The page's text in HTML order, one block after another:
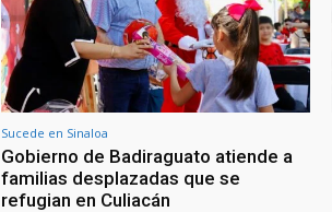
Sucede en Sinaloa
Gobierno de Badiraguato atiende a
familias desplazadas que se
refugian en Culiacán